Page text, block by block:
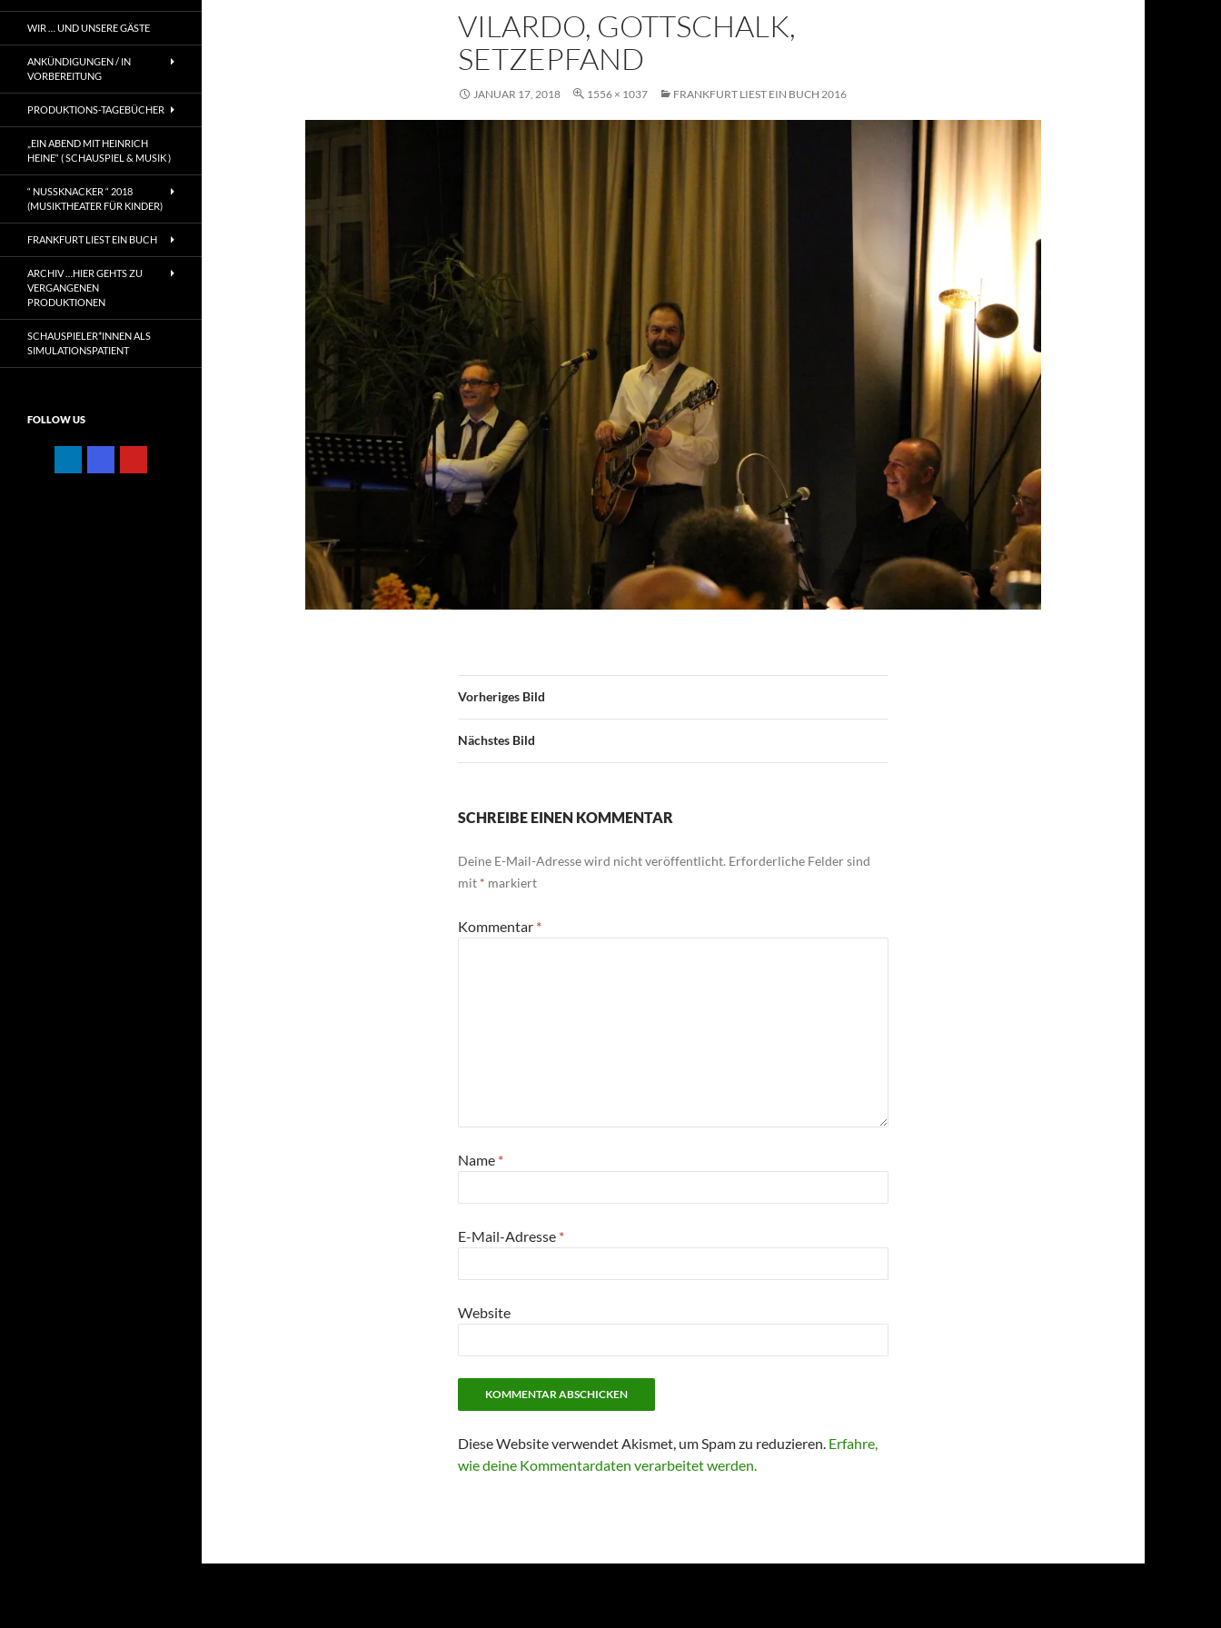
VILARDO, GOTTSCHALK,
SETZEPFAND
JANUAR 17, 2018 1556 × 1037 FRANKFURT LIEST EIN BUCH 2016
Vorheriges Bild
Nächstes Bild
SCHREIBE EINEN KOMMENTAR
Deine E-Mail-Adresse wird nicht veröffentlicht. Erforderliche Felder sind
mit * markiert
Kommentar *
Name *
E-Mail-Adresse *
Website
Diese Website verwendet Akismet, um Spam zu reduzieren. Erfahre,
wie deine Kommentardaten verarbeitet werden.
WIR … UND UNSERE GÄSTE
ANKÜNDIGUNGEN / IN
VORBEREITUNG
PRODUKTIONS-TAGEBÜCHER
„EIN ABEND MIT HEINRICH
HEINE“ ( SCHAUSPIEL & MUSIK )
“ NUSSKNACKER “ 2018
(MUSIKTHEATER FÜR KINDER)
FRANKFURT LIEST EIN BUCH
ARCHIV …HIER GEHTS ZU
VERGANGENEN
PRODUKTIONEN
SCHAUSPIELER*INNEN ALS
SIMULATIONSPATIENT
FOLLOW US